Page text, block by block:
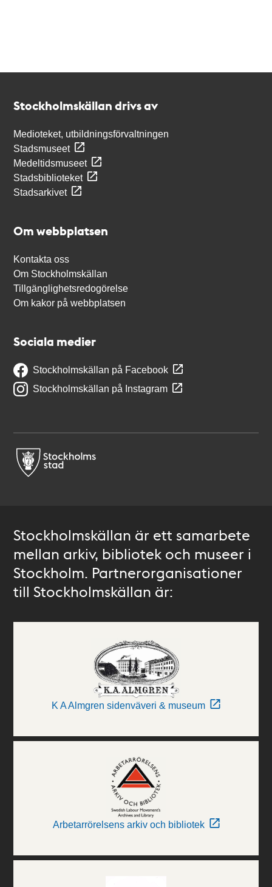
Stockholmskällan drivs av
Medioteket, utbildningsförvaltningen
Stadsmuseet
Medeltidsmuseet
Stadsbiblioteket
Stadsarkivet
Om webbplatsen
Kontakta oss
Om Stockholmskällan
Tillgänglighetsredogörelse
Om kakor på webbplatsen
Sociala medier
Stockholmskällan på Facebook
Stockholmskällan på Instagram
Stockholmskällan är ett samarbete
mellan arkiv, bibliotek och museer i
Stockholm. Partnerorganisationer
till Stockholmskällan är:
K A Almgren sidenväveri & museum
Arbetarrörelsens arkiv och bibliotek